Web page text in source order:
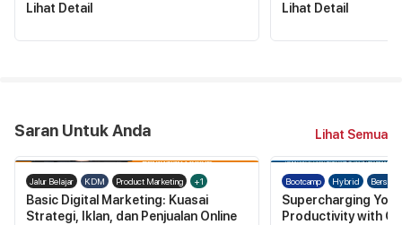
Lihat Detail Lihat Detail
Saran Untuk Anda Lihat Semua
Jalur Belajar KDM Product Marketing +1
Basic Digital Marketing: Kuasai
Strategi, Iklan, dan Penjualan Online
Bootcamp Hybrid
Supercharging
Productivity with